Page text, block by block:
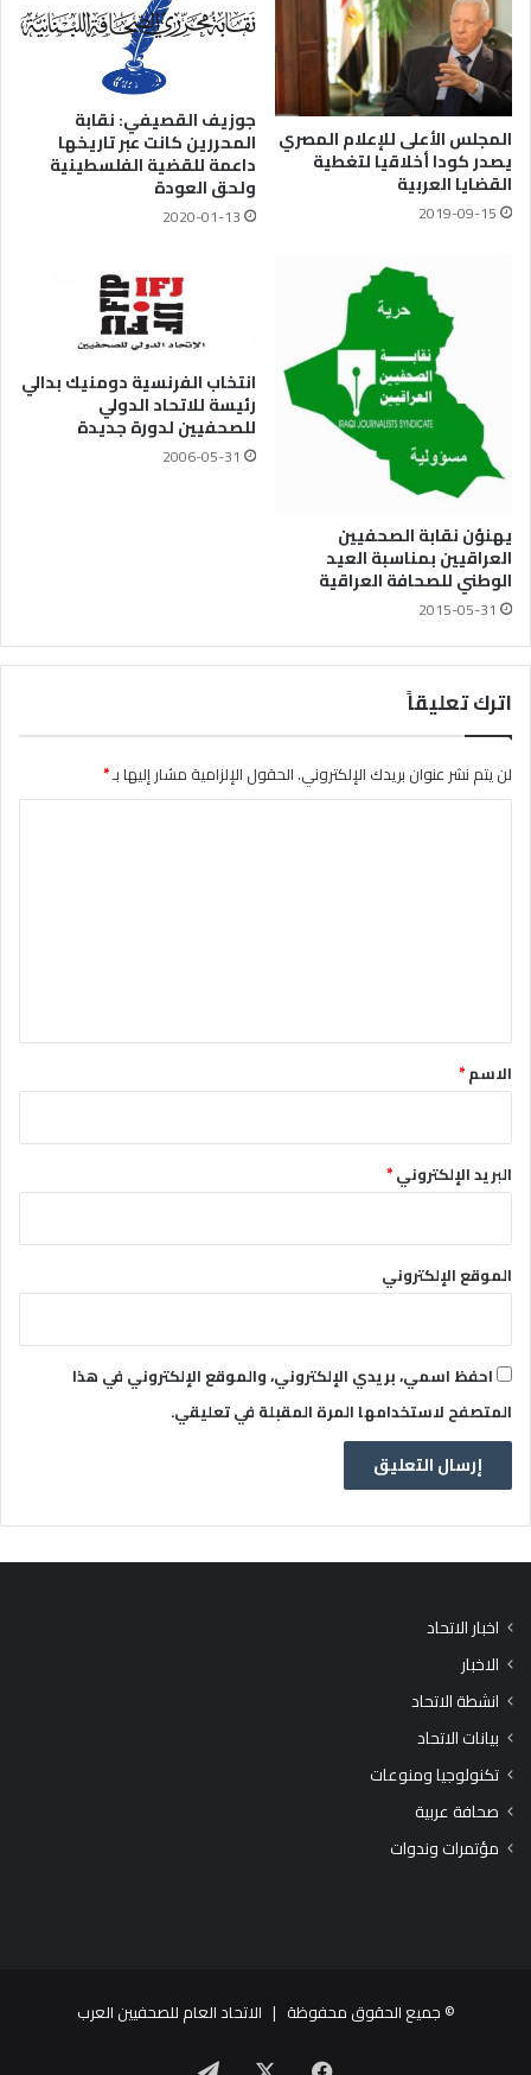
المجلس الأعلى للإعلام المصري
يصدر كودا أخلاقيا لتغطية
القضايا العربية
2019-09-15
جوزيف القصيفي: نقابة
المحررين كانت عبر تاريخها
داعمة للقضية الفلسطينية
ولحق العودة
2020-01-13
يهنؤن نقابة الصحفيين
العراقيين بمناسبة العيد
الوطني للصحافة العراقية
2015-05-31
انتخاب الفرنسية دومنيك بدالي
رئيسة للاتحاد الدولي
للصحفيين لدورة جديدة
2006-05-31
اترك تعليقاً
لن يتم نشر عنوان بريدك الإلكتروني.الحقول الإلزامية مشار إليها بـ*
*الاسم*
البريد الإلكتروني*
الموقع الإلكتروني
احفظ اسمي، بريدي الإلكتروني، والموقع الإلكتروني في هذا
المتصفح لاستخدامها المرة المقبلة في تعليقي.
اخبار الاتحاد
الاخبار
انشطة الاتحاد
بيانات الاتحاد
تكنولوجيا ومنوعات
صحافة عربية
مؤتمرات وندوات
© جميع الحقوق محفوظة | الاتحاد العام للصحفيين العرب